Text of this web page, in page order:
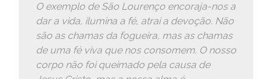
O exemplo de São Lourenço encoraja-nos a
dar a vida, ilumina a fé, atrai a devoção. Não
são as chamas da fogueira, mas as chamas
de uma fé viva que nos consomem. O nosso
corpo não foi queimado pela causa de